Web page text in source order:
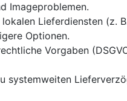
Imageproblemen.
Lieferdiensten (z.
Optionen.
Vorgaben
systemweiten